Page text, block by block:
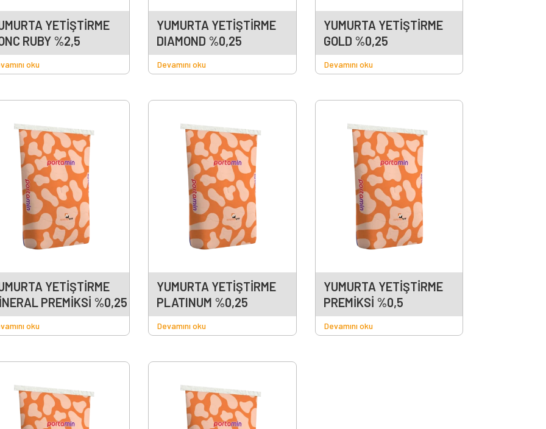
YETİŞTİRME
RUBY %2,5
oku
YUMURTA YETİŞTİRME
DIAMOND %0,25
Devamını oku
YUMURTA YETİŞTİRME
GOLD %0,25
Devamını oku
YETİŞTİRME
PREMİKSİ %0,25
oku
YUMURTA YETİŞTİRME
PLATINUM %0,25
Devamını oku
YUMURTA YETİŞTİRME
PREMİKSİ %0,5
Devamını oku